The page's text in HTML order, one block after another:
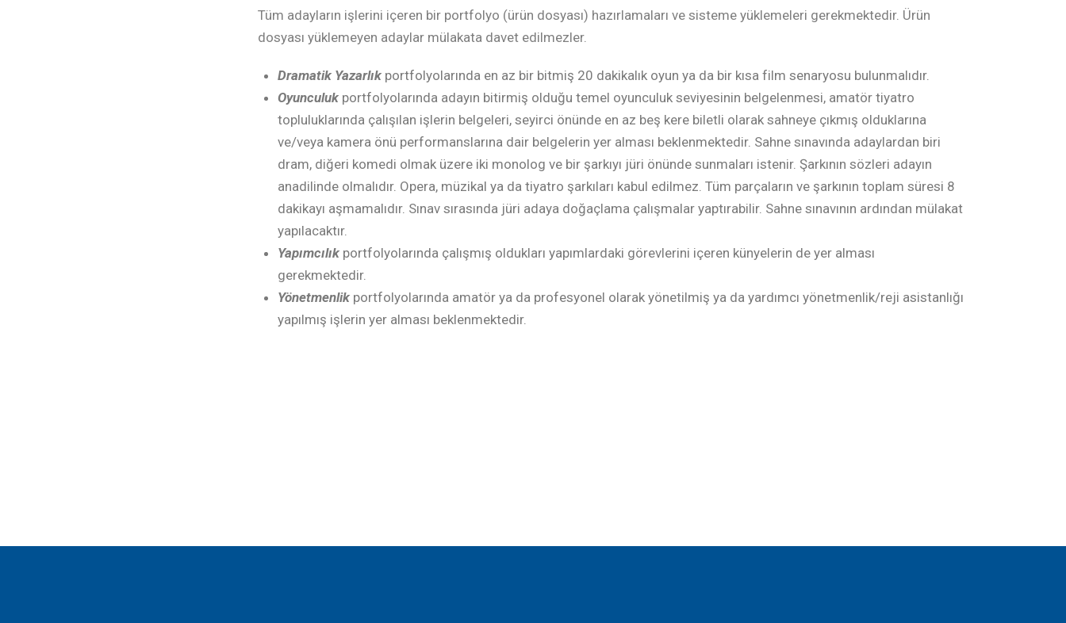
Tüm adayların işlerini içeren bir portfolyo (ürün dosyası) hazırlamaları ve sisteme yüklemeleri gerekmektedir. Ürün
dosyası yüklemeyen adaylar mülakata davet edilmezler.
Dramatik Yazarlıkportfolyolarında en az bir bitmiş 20 dakikalık oyun ya da bir kısa film senaryosu bulunmalıdır.
Oyunculukportfolyolarında adayın bitirmiş olduğu temel oyunculuk seviyesinin belgelenmesi, amatör tiyatro
topluluklarında çalışılan işlerin belgeleri, seyirci önünde en az beş kere biletli olarak sahneye çıkmış olduklarına
ve/veya kamera önü performanslarına dair belgelerin yer alması beklenmektedir. Sahne sınavında adaylardan biri
dram, diğeri komedi olmak üzere iki monolog ve bir şarkıyı jüri önünde sunmaları istenir. Şarkının sözleri adayın
anadilinde olmalıdır. Opera, müzikal ya da tiyatro şarkıları kabul edilmez. Tüm parçaların ve şarkının toplam süresi 8
dakikayı aşmamalıdır. Sınav sırasında jüri adaya doğaçlama çalışmalar yaptırabilir. Sahne sınavının ardından mülakat
yapılacaktır.
Yapımcılıkportfolyolarında çalışmış oldukları yapımlardaki görevlerini içeren künyelerin de yer alması
gerekmektedir.
Yönetmenlikportfolyolarında amatör ya da profesyonel olarak yönetilmiş ya da yardımcı yönetmenlik/reji asistanlığı
yapılmış işlerin yer alması beklenmektedir.